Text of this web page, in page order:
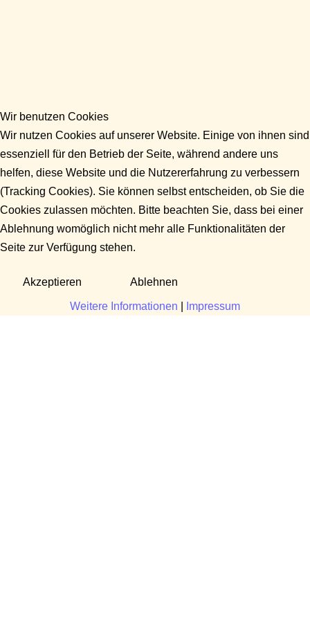
Wir benutzen Cookies
Wir nutzen Cookies auf unserer Website. Einige von ihnen sind
essenziell für den Betrieb der Seite, während andere uns
helfen, diese Website und die Nutzererfahrung zu verbessern
(Tracking Cookies). Sie können selbst entscheiden, ob Sie die
Cookies zulassen möchten. Bitte beachten Sie, dass bei einer
Ablehnung womöglich nicht mehr alle Funktionalitäten der
Seite zur Verfügung stehen.
Akzeptieren Ablehnen
Weitere Informationen Impressum